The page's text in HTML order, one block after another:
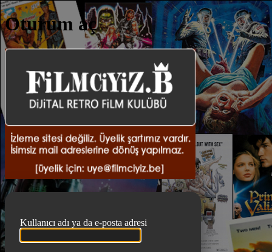
Oturum aç
DiJiTAL
Kullanıcı adı ya da e-posta adresi